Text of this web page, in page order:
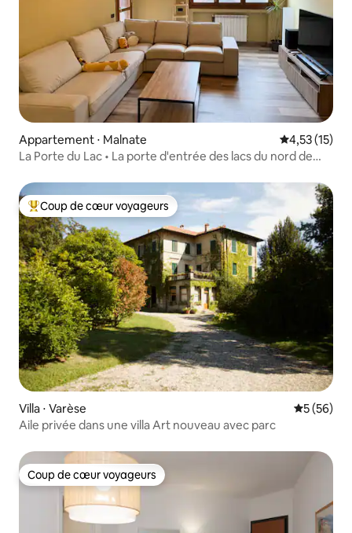
Appartement ⋅ Malnate Évaluation
4,53 (15)
La Porte du Lac • La porte d'entrée des lacs du nord de
Coups de cœur voyageurs les plus appréciés
Coup de cœur voyageurs
Villa ⋅ Varèse
5 (56)
Aile privée dans une villa Art nouveau avec parc
Coup de cœur voyageurs
Coup de cœur voyageurs